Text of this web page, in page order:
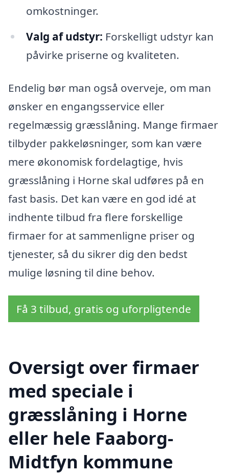
omkostninger.
Valg af udstyr: Forskelligt udstyr kan
påvirke priserne og kvaliteten.
Endelig bør man også overveje, om man
ønsker en engangsservice eller
regelmæssig græsslåning. Mange firmaer
tilbyder pakkeløsninger, som kan være
mere økonomisk fordelagtige, hvis
græsslåning i Horne skal udføres på en
fast basis. Det kan være en god idé at
indhente tilbud fra flere forskellige
firmaer for at sammenligne priser og
tjenester, så du sikrer dig den bedst
mulige løsning til dine behov.
Få 3 tilbud, gratis og uforpligtende
Oversigt over firmaer
med speciale i
græsslåning i Horne
eller hele Faaborg-
Midtfyn kommune